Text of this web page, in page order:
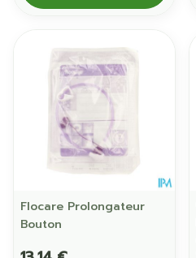
Flocare Prolongateur
Bouton